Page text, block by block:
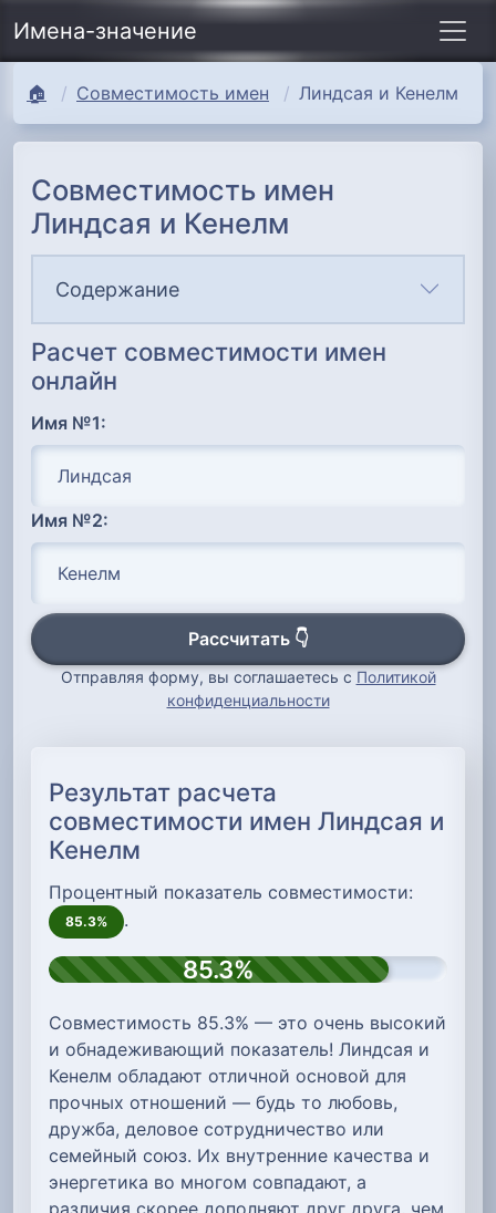
Имена-значение
🏠 Совместимость имен Линдсая и Кенелм
Совместимость имен
Линдсая и Кенелм
Содержание
Расчет совместимости имен
онлайн
Имя №1:
Имя №2:
Рассчитать 👇
Отправляя форму, вы соглашаетесь с Политикой
конфиденциальности
Результат расчета
совместимости имен Линдсая и
Кенелм
Процентный показатель совместимости:
85.3% .
85.3%
Совместимость 85.3% — это очень высокий
и обнадеживающий показатель! Линдсая и
Кенелм обладают отличной основой для
прочных отношений — будь то любовь,
дружба, деловое сотрудничество или
семейный союз. Их внутренние качества и
энергетика во многом совпадают, а